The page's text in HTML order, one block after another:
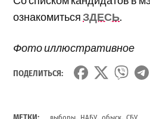
ознакомитьсяЗДЕСЬ.
Фото иллюстративное
ПОДЕЛИТЬСЯ: